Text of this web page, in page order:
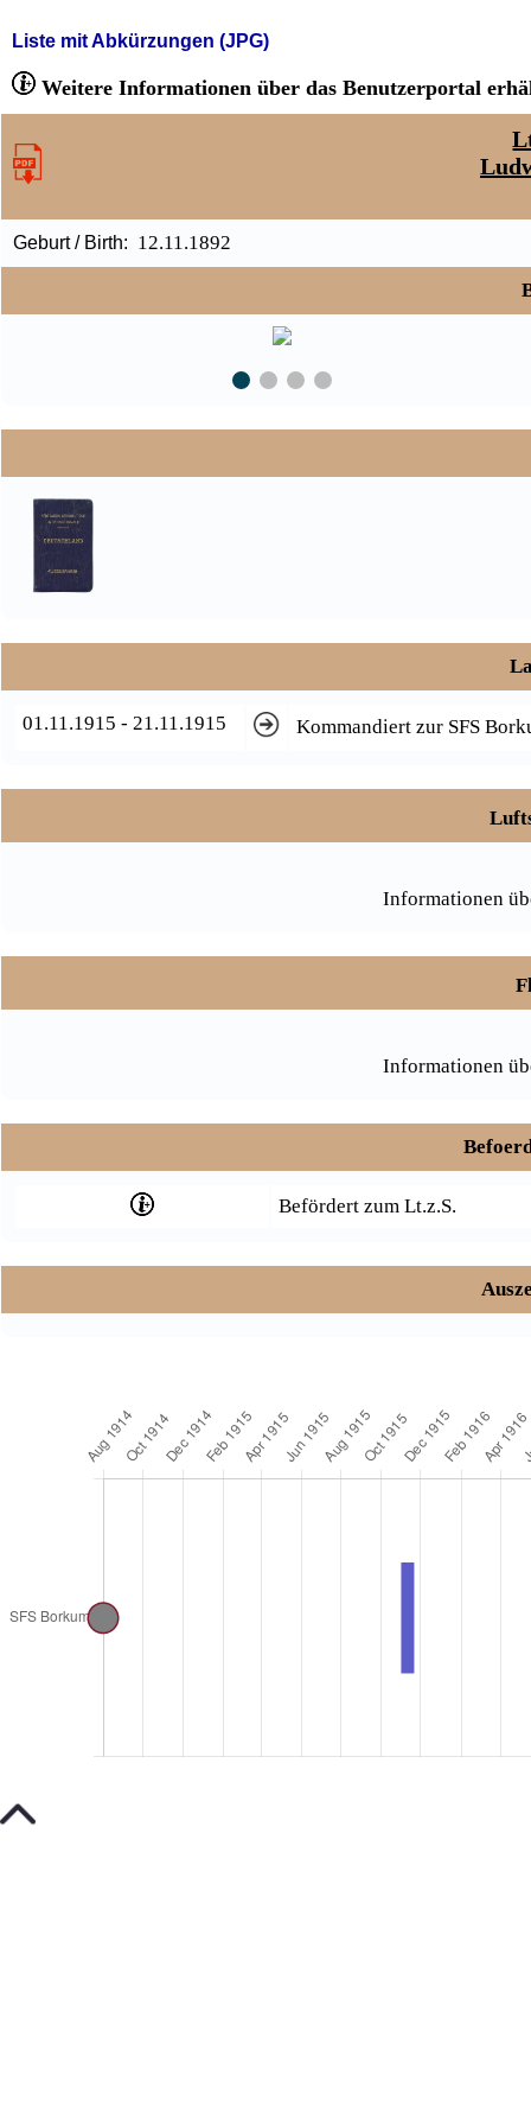
Liste mit Abkürzungen (JPG)
Weitere Informationen über das Benutzerportal
Geburt / Birth: 12.11.1892
01.11.1915 - 21.11.1915 Kommandiert zur SFS
Informationen
Informationen
Befördert zum Lt.z.S.